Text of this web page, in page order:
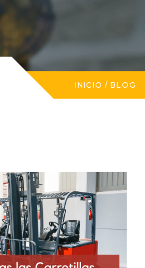
INICIO / BLOG